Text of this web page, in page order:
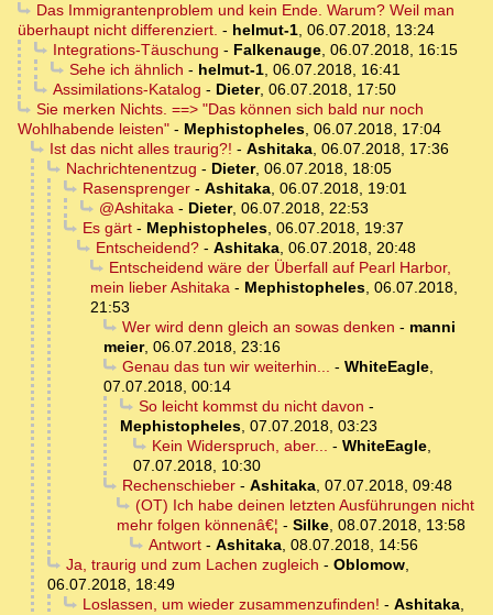
Das Immigrantenproblem und kein Ende. Warum? Weil man
überhaupt nicht differenziert. - helmut-1, 06.07.2018, 13:24
Integrations-Täuschung - Falkenauge, 06.07.2018, 16:15
Sehe ich ähnlich - helmut-1, 06.07.2018, 16:41
Assimilations-Katalog - Dieter, 06.07.2018, 17:50
Sie merken Nichts. ==> "Das können sich bald nur noch
Wohlhabende leisten" - Mephistopheles, 06.07.2018, 17:04
Ist das nicht alles traurig?! - Ashitaka, 06.07.2018, 17:36
Nachrichtenentzug - Dieter, 06.07.2018, 18:05
Rasensprenger- Ashitaka, 06.07.2018, 19:01
@Ashitaka- Dieter, 06.07.2018, 22:53
Es gärt- Mephistopheles, 06.07.2018, 19:37
Entscheidend?- Ashitaka, 06.07.2018, 20:48
Entscheidend wäre der Überfall auf Pearl Harbor,
mein lieber Ashitaka - Mephistopheles, 06.07.2018,
21:53
Wer wird denn gleich an sowas denken - manni
meier, 06.07.2018, 23:16
Genau das tun wir weiterhin... - WhiteEagle,
07.07.2018, 00:14
So leicht kommst du nicht davon -
Mephistopheles, 07.07.2018, 03:23
Kein Widerspruch, aber... - WhiteEagle,
07.07.2018, 10:30
Rechenschieber- Ashitaka, 07.07.2018, 09:48
(OT) Ich habe deinen letzten Ausführungen nicht
mehr folgen könnenâ€¦ - Silke, 08.07.2018, 13:58
Antwort- Ashitaka, 08.07.2018, 14:56
Ja, traurig und zum Lachen zugleich - Oblomow,
06.07.2018, 18:49
Loslassen, um wieder zusammenzufinden! - Ashitaka,